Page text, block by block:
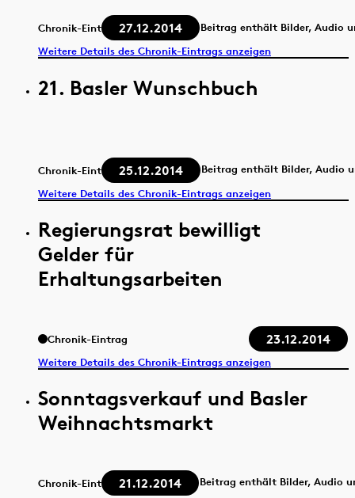
Chronik-Eintrag 27.12.2014
Beitrag enthält Bilder, Audio
Weitere Details des Chronik-Eintrags anzeigen
21. Basler Wunschbuch
Chronik-Eintrag 25.12.2014
Beitrag enthält Bilder, Audio
Weitere Details des Chronik-Eintrags anzeigen
Regierungsrat bewilligt
Gelder für
Erhaltungsarbeiten
Chronik-Eintrag 23.12.2014
Weitere Details des Chronik-Eintrags anzeigen
Sonntagsverkauf und Basler
Weihnachtsmarkt
Chronik-Eintrag 21.12.2014
Beitrag enthält Bilder, Audio